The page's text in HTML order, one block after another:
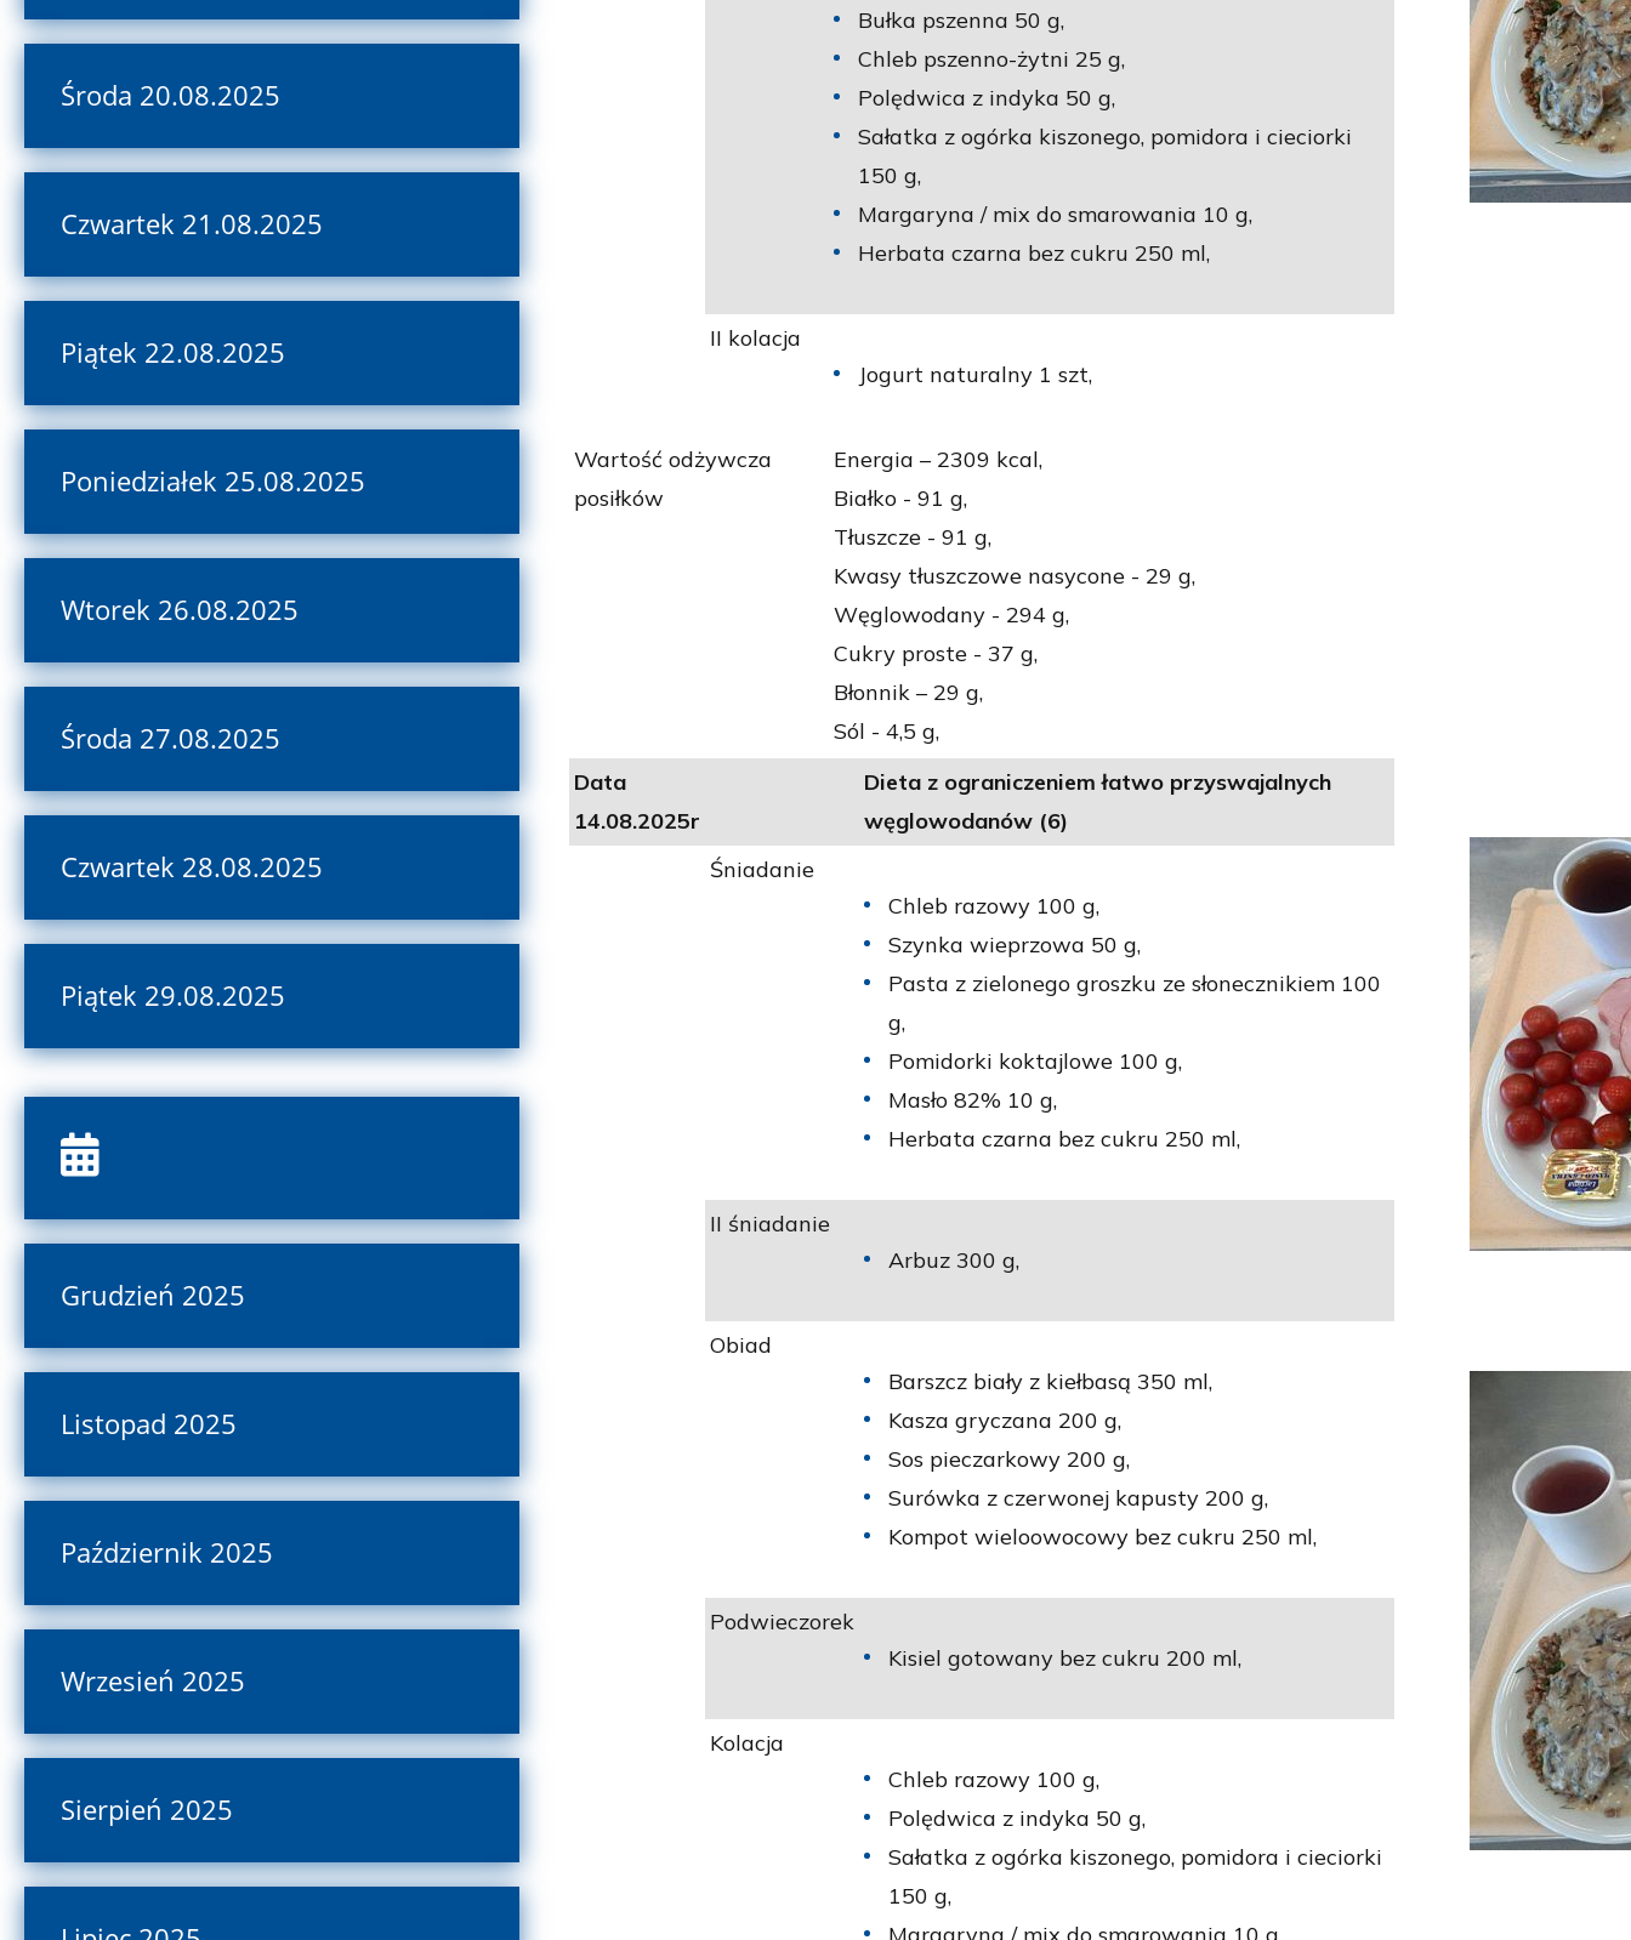
Bułka pszenna 50 g,
Chleb pszenno-żytni 25 g,
Polędwica z indyka 50 g,
Sałatka z ogórka kiszonego, pomidora i cieciorki
150 g,
Margaryna / mix do smarowania 10 g,
Herbata czarna bez cukru 250 ml,
II kolacja
Jogurt naturalny 1 szt,
Wartość odżywcza
posiłków
Energia – 2309 kcal,
Białko - 91 g,
Tłuszcze - 91 g,
Kwasy tłuszczowe nasycone - 29 g,
Węglowodany - 294 g,
Cukry proste - 37 g,
Błonnik – 29 g,
Sól - 4,5 g,
Data
14.08.2025r
Dieta z ograniczeniem łatwo przyswajalnych
węglowodanów (6)
Śniadanie
Chleb razowy 100 g,
Szynka wieprzowa 50 g,
Pasta z zielonego groszku ze słonecznikiem 100
g,
Pomidorki koktajlowe 100 g,
Masło 82% 10 g,
Herbata czarna bez cukru 250 ml,
II śniadanie
Arbuz 300 g,
Obiad
Barszcz biały z kiełbasą 350 ml,
Kasza gryczana 200 g,
Sos pieczarkowy 200 g,
Surówka z czerwonej kapusty 200 g,
Kompot wieloowocowy bez cukru 250 ml,
Podwieczorek
Kisiel gotowany bez cukru 200 ml,
Kolacja
Chleb razowy 100 g,
Polędwica z indyka 50 g,
Sałatka z ogórka kiszonego, pomidora i cieciorki
150 g,
Środa 20.08.2025
Czwartek 21.08.2025
Piątek 22.08.2025
Poniedziałek 25.08.2025
Wtorek 26.08.2025
Środa 27.08.2025
Czwartek 28.08.2025
Piątek 29.08.2025
Grudzień 2025
Listopad 2025
Październik 2025
Wrzesień 2025
Sierpień 2025